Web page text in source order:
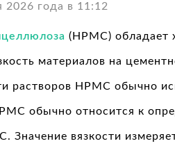
2026 года в 11:12
(HPMC) обладает
материалов на
растворов HPMC обычно
обычно относится к
Значение вязкости